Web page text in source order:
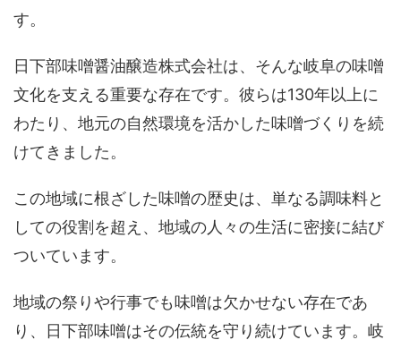
す。
日下部味噌醤油醸造株式会社は、そんな岐阜の味噌
文化を支える重要な存在です。彼らは130年以上に
わたり、地元の自然環境を活かした味噌づくりを続
けてきました。
この地域に根ざした味噌の歴史は、単なる調味料と
しての役割を超え、地域の人々の生活に密接に結び
ついています。
地域の祭りや行事でも味噌は欠かせない存在であ
り、日下部味噌はその伝統を守り続けています。岐